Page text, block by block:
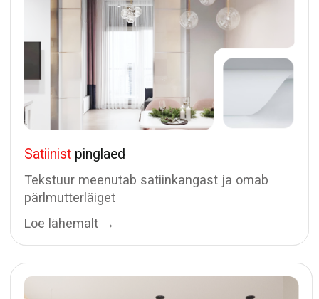
Pinglaed ja valgustus Tallinnas
+372 55 023 22
Kahetasandilised
Valgustusega pinglaed
Karniiside nišid
Siini-valgustus
Valgusribad
Vuukideta susteem
Varjupinglaed
Läikiv
Kangas
Klassikalised
Demonteerimine
Pinglae remont
Vee eemaldamine laest
Hõljuvad pinglaed